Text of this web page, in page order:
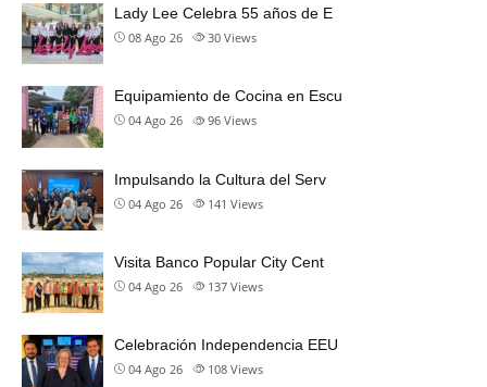
Lady Lee Celebra 55 años de E
08 Ago 26 30 Views
Equipamiento de Cocina en Escu
04 Ago 26 96 Views
Impulsando la Cultura del Serv
04 Ago 26 141 Views
Visita Banco Popular City Cent
04 Ago 26 137 Views
Celebración Independencia EEU
04 Ago 26 108 Views